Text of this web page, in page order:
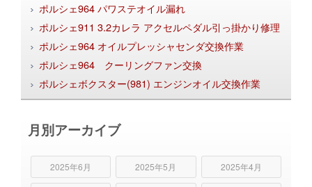
ポルシェ964 パワステオイル漏れ
ポルシェ911 3.2カレラ アクセルペダル引っ掛かり修理
ポルシェ964 オイルプレッシャセンダ交換作業
ポルシェ964 クーリングファン交換
ポルシェボクスター(981) エンジンオイル交換作業
月別アーカイブ
2025年6月 2025年5月 2025年4月